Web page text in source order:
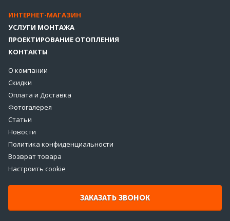
ИНТЕРНЕТ-МАГАЗИН
УСЛУГИ МОНТАЖА
ПРОЕКТИРОВАНИЕ ОТОПЛЕНИЯ
КОНТАКТЫ
О компании
Скидки
Оплата и Доставка
Фотогалерея
Статьи
Новости
Политика конфиденциальности
Возврат товара
Настроить cookie
ЗАКАЗАТЬ ЗВОНОК